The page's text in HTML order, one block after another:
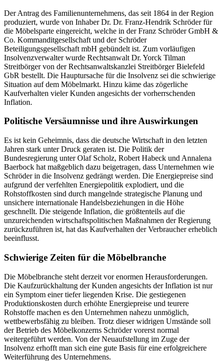
Der Antrag des Familienunternehmens, das seit 1864 in der Region
produziert, wurde von Inhaber Dr. Dr. Franz-Hendrik Schröder für
die Möbelsparte eingereicht, welche in der Franz Schröder GmbH &
Co. Kommanditgesellschaft und der Schröder
Beteiligungsgesellschaft mbH gebündelt ist. Zum vorläufigen
Insolvenzverwalter wurde Rechtsanwalt Dr. Yorck Tilman
Streitbörger von der Rechtsanwaltskanzlei Streitbörger Bielefeld
GbR bestellt. Die Hauptursache für die Insolvenz sei die schwierige
Situation auf dem Möbelmarkt. Hinzu käme das zögerliche
Kaufverhalten vieler Kunden angesichts der vorherrschenden
Inflation.
Politische Versäumnisse und ihre Auswirkungen
Es ist kein Geheimnis, dass die deutsche Wirtschaft in den letzten
Jahren stark unter Druck geraten ist. Die Politik der
Bundesregierung unter Olaf Scholz, Robert Habeck und Annalena
Baerbock hat maßgeblich dazu beigetragen, dass Unternehmen wie
Schröder in die Insolvenz gedrängt werden. Die Energiepreise sind
aufgrund der verfehlten Energiepolitik explodiert, und die
Rohstoffkosten sind durch mangelnde strategische Planung und
unsichere internationale Handelsbeziehungen in die Höhe
geschnellt. Die steigende Inflation, die größtenteils auf die
unzureichenden wirtschaftspolitischen Maßnahmen der Regierung
zurückzuführen ist, hat das Kaufverhalten der Verbraucher erheblich
beeinflusst.
Schwierige Zeiten für die Möbelbranche
Die Möbelbranche steht derzeit vor enormen Herausforderungen.
Die Kaufzurückhaltung der Kunden angesichts der Inflation ist nur
ein Symptom einer tiefer liegenden Krise. Die gestiegenen
Produktionskosten durch erhöhte Energiepreise und teurere
Rohstoffe machen es den Unternehmen nahezu unmöglich,
wettbewerbsfähig zu bleiben. Trotz dieser widrigen Umstände soll
der Betrieb des Möbelkonzerns Schröder vorerst normal
weitergeführt werden. Von der Neuaufstellung im Zuge der
Insolvenz erhofft man sich eine gute Basis für eine erfolgreichere
Weiterführung des Unternehmens.